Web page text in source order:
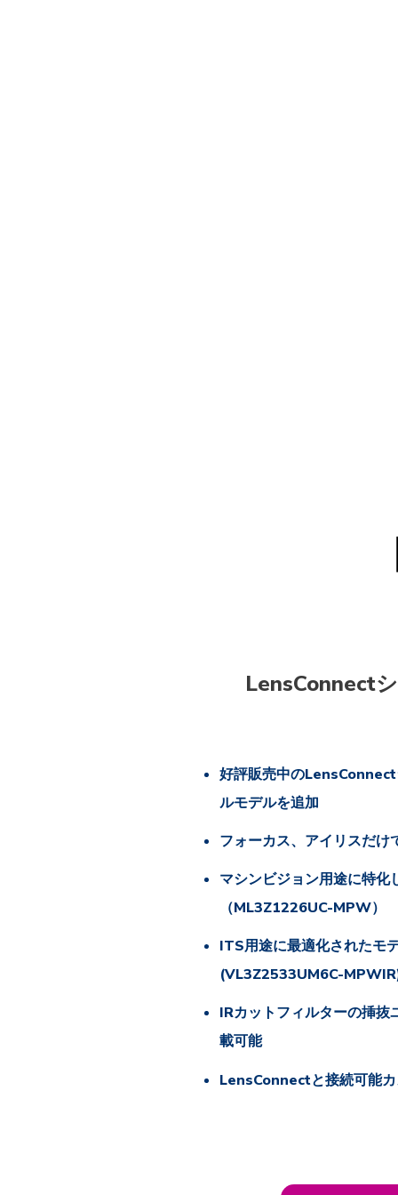
LensConnect
好評販売中の
ルモデルを追加
フォーカス、アイリスだけ
マシンビジョン用途に特化
（ML3Z1226UC-MPW）
ITS用途に最適化されたモ
(VL3Z2533UM6C-
IRカットフィルターの挿抜
載可能
LensConnectと接続可能